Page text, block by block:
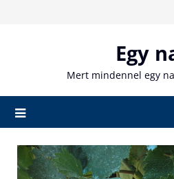
Egy
Mert mindennel egy